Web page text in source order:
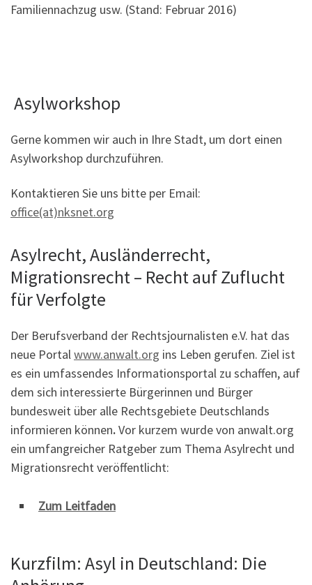
Familiennachzug usw. (Stand: Februar 2016)
Asylworkshop
Gerne kommen wir auch in Ihre Stadt, um dort einen
Asylworkshop durchzuführen.
Kontaktieren Sie uns bitte per Email:
office(at)nksnet.org
Asylrecht, Ausländerrecht,
Migrationsrecht – Recht auf Zuflucht
für Verfolgte
Der Berufsverband der Rechtsjournalisten e.V. hat das
neue Portalwww.anwalt.org ins Leben gerufen. Ziel ist
es ein umfassendes Informationsportal zu schaffen, auf
dem sich interessierte Bürgerinnen und Bürger
bundesweit über alle Rechtsgebiete Deutschlands
informieren können.Vor kurzem wurde von anwalt.org
ein umfangreicher Ratgeber zum Thema Asylrecht und
Migrationsrecht veröffentlicht:
Zum Leitfaden
Kurzfilm: Asyl in Deutschland: Die